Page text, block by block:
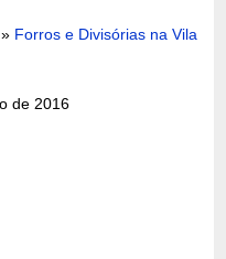
» Forros e Divisórias na Vila
de 2016